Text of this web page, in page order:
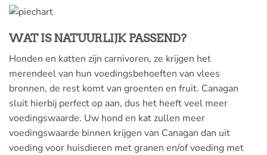
WAT IS NATUURLIJK PASSEND?
Honden en katten zijn carnivoren, ze krijgen het
merendeel van hun voedingsbehoeften van vlees
bronnen, de rest komt van groenten en fruit. Canagan
sluit hierbij perfect op aan, dus het heeft veel meer
voedingswaarde. Uw hond en kat zullen meer
voedingswaarde binnen krijgen van Canagan dan uit
voeding voor huisdieren met granen en/of voeding met